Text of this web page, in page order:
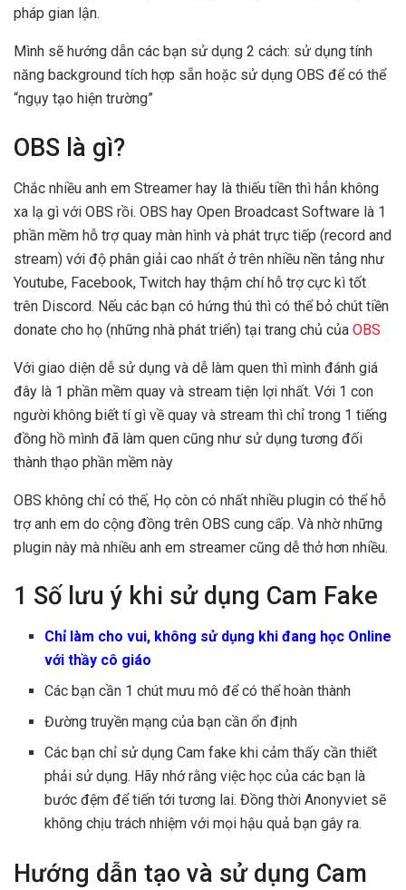
pháp gian lận.
Mình sẽ hướng dẫn các bạn sử dụng 2 cách: sử dụng tính
năng background tích hợp sẵn hoặc sử dụng OBS để có thể
“ngụy tạo hiện trường”
OBS là gì?
Chắc nhiều anh em Streamer hay là thiếu tiền thì hẳn không
xa lạ gì với OBS rồi. OBS hay Open Broadcast Software là 1
phần mềm hỗ trợ quay màn hình và phát trực tiếp (record and
stream) với độ phân giải cao nhất ở trên nhiều nền tảng như
Youtube, Facebook, Twitch hay thậm chí hỗ trợ cực kì tốt
trên Discord. Nếu các bạn có hứng thú thì có thể bỏ chút tiền
donate cho họ (những nhà phát triển) tại trang chủ của OBS
Với giao diện dễ sử dụng và dễ làm quen thì mình đánh giá
đây là 1 phần mềm quay và stream tiện lợi nhất. Với 1 con
người không biết tí gì về quay và stream thì chỉ trong 1 tiếng
đồng hồ mình đã làm quen cũng như sử dụng tương đối
thành thạo phần mềm này
OBS không chỉ có thế, Họ còn có nhất nhiều plugin có thể hỗ
trợ anh em do cộng đồng trên OBS cung cấp. Và nhờ những
plugin này mà nhiều anh em streamer cũng dễ thở hơn nhiều.
1 Số lưu ý khi sử dụng Cam Fake
Chỉ làm cho vui, không sử dụng khi đang học Online
với thầy cô giáo
Các bạn cần 1 chút mưu mô để có thể hoàn thành
Đường truyền mạng của bạn cần ổn định
Các bạn chỉ sử dụng Cam fake khi cảm thấy cần thiết
phải sử dụng. Hãy nhớ rằng việc học của các bạn là
bước đệm để tiến tới tương lai. Đồng thời Anonyviet sẽ
không chịu trách nhiệm với mọi hậu quả bạn gây ra.
Hướng dẫn tạo và sử dụng Cam